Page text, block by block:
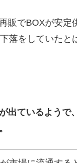
販でBOXが安定
落をしていたと
出ているようで、